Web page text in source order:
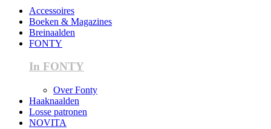
Accessoires
Boeken & Magazines
Breinaalden
FONTY
In FONTY
Over Fonty
Haaknaalden
Losse patronen
NOVITA